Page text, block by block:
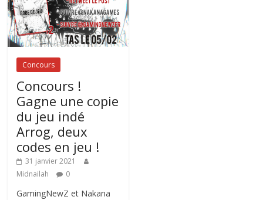
Concours
Concours !
Gagne une copie
du jeu indé
Arrog, deux
codes en jeu !
31 janvier 2021
Midnailah
0
GamingNewZ et Nakana